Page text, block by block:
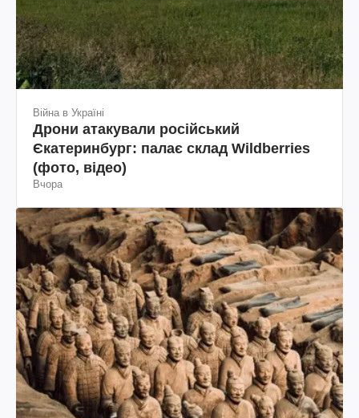
Війна в Україні
Дрони атакували російський
Єкатеринбург: палає склад Wildberries
(фото, відео)
Вчора